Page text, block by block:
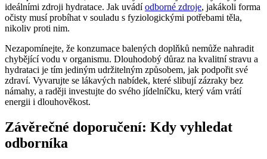
ideálními zdroji hydratace. Jak uvádíodborné zdroje, jakákoli forma
očisty musí probíhat v souladu s fyziologickými potřebami těla,
nikoliv proti nim.
Nezapomínejte, že konzumace balených doplňků nemůže nahradit
chybějící vodu v organismu. Dlouhodobý důraz na kvalitní stravu a
hydrataci je tím jediným udržitelným způsobem, jak podpořit své
zdraví. Vyvarujte se lákavých nabídek, které slibují zázraky bez
námahy, a raději investujte do svého jídelníčku, který vám vrátí
energii i dlouhověkost.
Závěrečné doporučení: Kdy vyhledat
odborníka